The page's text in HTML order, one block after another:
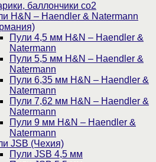
баллончики со2
H&N – Haendler & Natermann
Пули 4,5 мм H&N – Haendler &
Natermann
Пули 5,5 мм H&N – Haendler &
Natermann
Пули 6,35 мм H&N – Haendler &
Natermann
Пули 7,62 мм H&N – Haendler &
Natermann
Пули 9 мм H&N – Haendler &
Natermann
JSB (Чехия)
Пули JSB 4,5 мм